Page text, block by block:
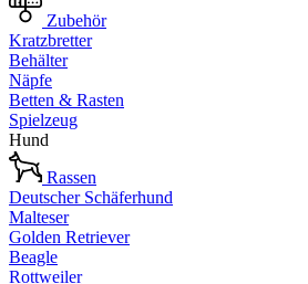
Zubehör
Kratzbretter
Behälter
Näpfe
Betten & Rasten
Spielzeug
Hund
Rassen
Deutscher Schäferhund
Malteser
Golden Retriever
Beagle
Rottweiler